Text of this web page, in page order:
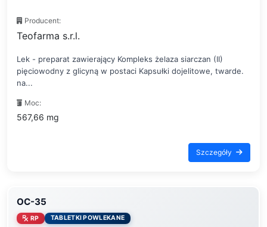
Producent:
Teofarma s.r.l.
Lek - preparat zawierający Kompleks żelaza siarczan (II)
pięciowodny z glicyną w postaci Kapsułki dojelitowe, twarde.
na...
Moc:
567,66 mg
Szczegóły
OC-35
RP TABLETKI POWLEKANE